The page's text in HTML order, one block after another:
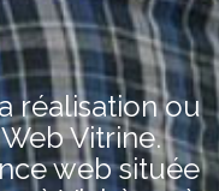
réalisation ou
Vitrine.
web située